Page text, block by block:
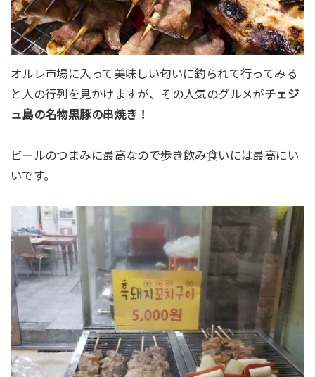
オルレ市場に入って美味しい匂いに釣られて行ってみる
と人の行列を見かけますが、その人気のグルメがチェジ
ュ島の名物黒豚の串焼き！
ビールのつまみに最高なので歩き飲み食いには最高にい
いです。